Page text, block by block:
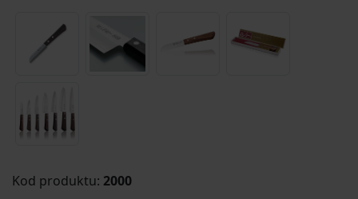
Kod produktu: 2000